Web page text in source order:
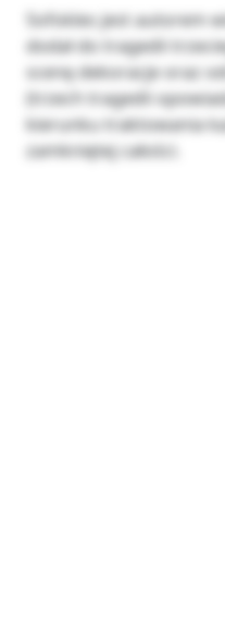
Sofokles jest autorem
dodał do tragedii
scenę dekoracje oraz
(trzech tragedii
kierunku traktowania
zamkniętej całości.